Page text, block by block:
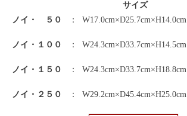
サイズ
ノイ・ ５０
ノイ・１００
ノイ・１５０
ノイ・２５０
：
：
：
：
W17.0cm×D25.7cm×H14.0cm
W24.3cm×D33.7cm×H14.5cm
W24.3cm×D33.7cm×H18.8cm
W29.2cm×D45.4cm×H25.0cm